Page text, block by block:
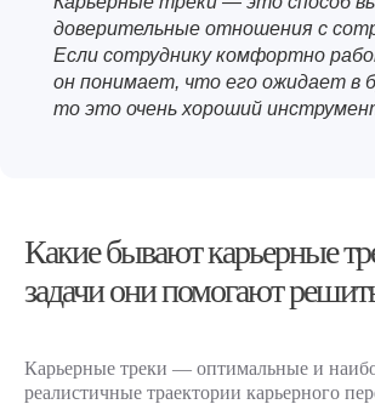
доверительные отношения с
Если сотруднику комфортно
он понимает, что его ожидает в
то это очень хороший
Какие бывают карьерные
задачи они помогают
Карьерные треки — оптимальные и
реалистичные траектории карьерного